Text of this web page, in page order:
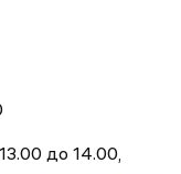
до 14.00,